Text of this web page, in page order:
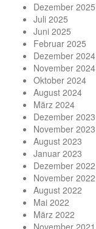
Dezember 2025
Juli 2025
Juni 2025
Februar 2025
Dezember 2024
November 2024
Oktober 2024
August 2024
März 2024
Dezember 2023
November 2023
August 2023
Januar 2023
Dezember 2022
November 2022
August 2022
Mai 2022
März 2022